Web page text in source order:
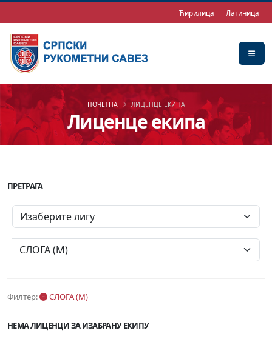
Ћирилица Латиница
Лиценце екипа
ПОЧЕТНА ЛИЦЕНЦЕ ЕКИПА
Филтер: СЛОГА (М)
НЕМА ЛИЦЕНЦИ ЗА ИЗАБРАНУ ЕКИПУ
ПРЕТРАГА